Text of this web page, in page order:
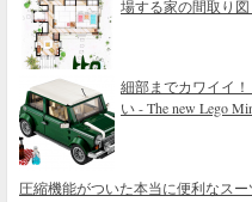
場する家の間取り
細部までカワイイ
い - The new Lego
圧縮機能がついた本当に便利なスー